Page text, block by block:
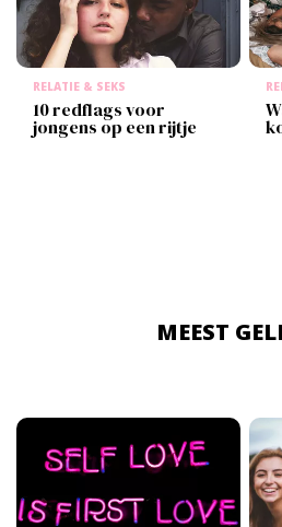
RELATIE & SEKS
10 redflags voor
jongens op een rijtje
MEEST